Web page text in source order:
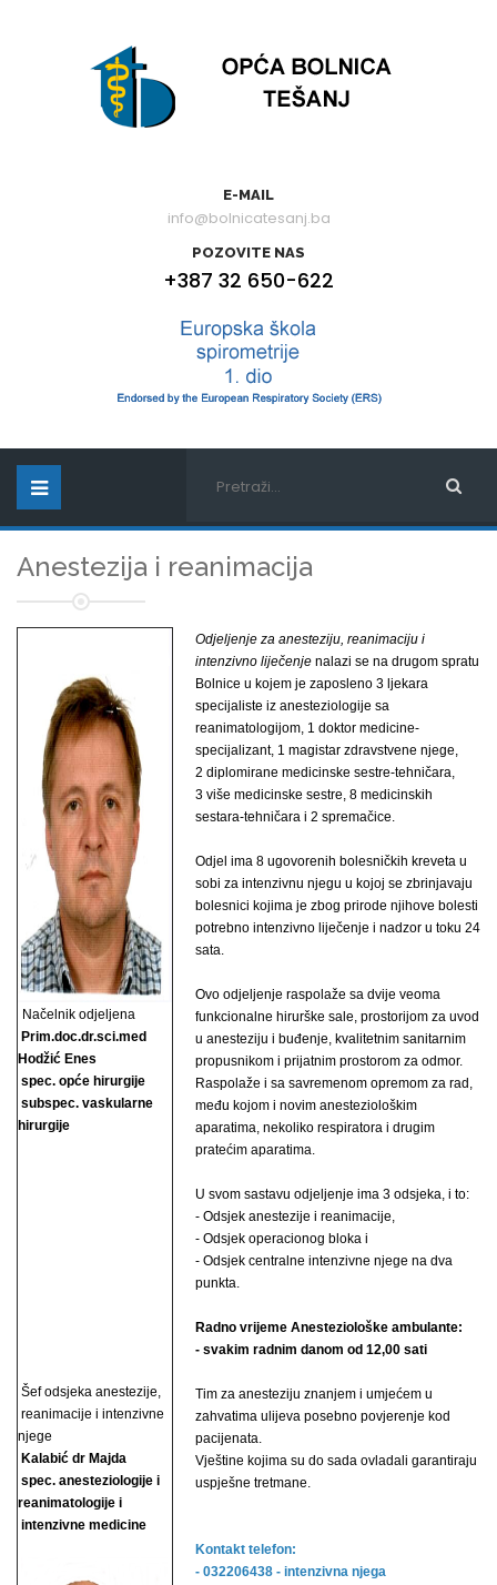
E-MAIL
info@bolnicatesanj.ba
POZOVITE NAS
+387 32 650-622
Anestezija i reanimacija
Načelnik odjeljena
Prim.doc.dr.sci.med
Hodžić Enes
spec. opće hirurgije
subspec. vaskularne
hirurgije
Šef odsjeka anestezije,
reanimacije i intenzivne
njege
Kalabić dr Majda
spec. anesteziologije i
reanimatologije i
intenzivne medicine
Odjeljenje za anesteziju, reanimaciju i
intenzivno liječenje nalazi se na drugom spratu
Bolnice u kojem je zaposleno 3 ljekara
specijaliste iz anesteziologije sa
reanimatologijom, 1 doktor medicine-
specijalizant, 1 magistar zdravstvene njege,
2 diplomirane medicinske sestre-tehničara,
3 više medicinske sestre, 8 medicinskih
sestara-tehničara i 2 spremačice.
Odjel ima 8 ugovorenih bolesničkih kreveta u
sobi za intenzivnu njegu u kojoj se zbrinjavaju
bolesnici kojima je zbog prirode njihove bolesti
potrebno intenzivno liječenje i nadzor u toku 24
sata.
Ovo odjeljenje raspolaže sa dvije veoma
funkcionalne hirurške sale, prostorijom za uvod
u anesteziju i buđenje, kvalitetnim sanitarnim
propusnikom i prijatnim prostorom za odmor.
Raspolaže i sa savremenom opremom za rad,
među kojom i novim anesteziološkim
aparatima, nekoliko respiratora i drugim
pratećim aparatima.
U svom sastavu odjeljenje ima 3 odsjeka, i to:
- Odsjek anestezije i reanimacije,
- Odsjek operacionog bloka i
- Odsjek centralne intenzivne njege na dva
punkta.
Radno vrijeme Anesteziološke ambulante:
- svakim radnim danom od 12,00 sati
Tim za anesteziju znanjem i umjećem u
zahvatima ulijeva posebno povjerenje kod
pacijenata.
Vještine kojima su do sada ovladali garantiraju
uspješne tretmane.
Kontakt telefon:
- 032206438 - intenzivna njega